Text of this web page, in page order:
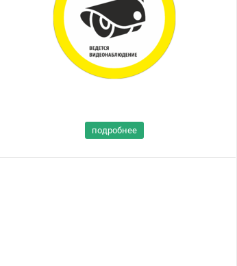
подробнее